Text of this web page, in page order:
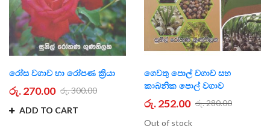
රා්‍ෙස වගාව හා රා්‍ෙපණ ක්‍රියා
රු. 270.00 රු. 300.00
ADD TO CART
ගෙවතු පොල් වගාව සහ
කාබනික පොල් වගාව
රු. 252.00 රු. 280.00
Out of stock